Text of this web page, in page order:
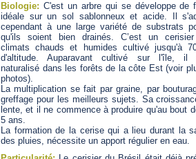
Biologie: C'est un arbre qui se développe de
idéale sur un sol sablonneux et acide. Il
cependant à une large variété de substrats
qu'ils soient bien drainés. C’est un
climats chauds et humides cultivé jusqu'à
d'altitude. Auparavant cultivé sur l'île, il
naturalisé dans les forêts de la côte Est (voir
photos).
La multiplication se fait par graine, par
greffage pour les meilleurs sujets. Sa
lente, et il ne commence à produire qu'au bout
5 ans.
La formation de la cerise qui a lieu durant la
des pluies, nécessite un apport régulier en eau.